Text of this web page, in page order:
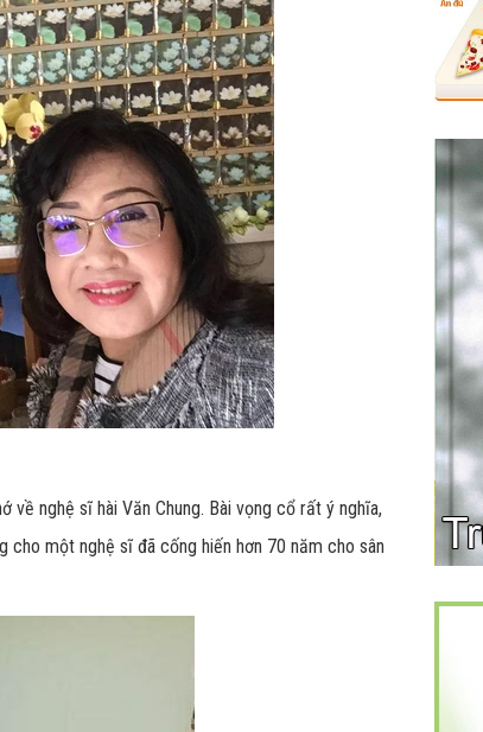
về nghệ sĩ hài Văn Chung. Bài vọng cổ rất ý nghĩa,
cho một nghệ sĩ đã cống hiến hơn 70 năm cho sân